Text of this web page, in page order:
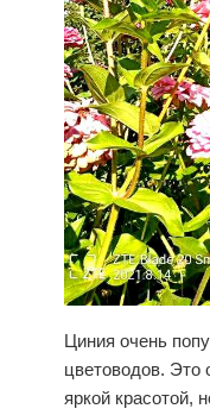
Циния очень
цветоводов. Это
яркой красотой,